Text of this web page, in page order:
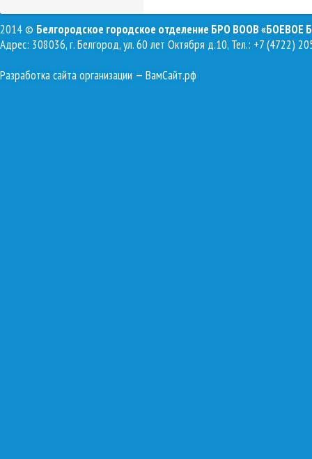
2014 © Белгородское городское отделение БРО ВООВ «БОЕВОЕ
Адрес: 308036, г. Белгород, ул. 60 лет Октября д.10, Тел.: +7 (4722)
Разработка сайта организации — ВамСайт.рф